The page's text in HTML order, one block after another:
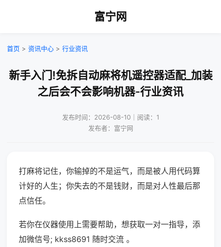
富宁网
首页 > 资讯中心 > 行业资讯
新手入门!免拆自动麻将机遥控器适配_加装
之后会不会影响机器-行业资讯
发布时间：2026-08-10｜阅读：1
发布者：富宁网
打麻将记住，你输掉的不是运气，而是被人用代码算
计好的人生；你失去的不是钱财，而是对人性最后那
点信任。
若你在仪器使用上需要帮助，想获取一对一指导，添
加微信号; kkss8691 随时交流 。